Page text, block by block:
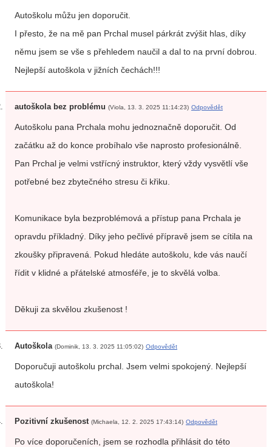
Autoškolu můžu jen doporučit.
I přesto, že na mě pan Prchal musel párkrát zvýšit hlas, díky
němu jsem se vše s přehledem naučil a dal to na první dobrou.
Nejlepší autoškola v jižních čechách!!!
autoškola bez problému (Viola, 13. 3. 2025 11:14:23) Odpovědět
Autoškolu pana Prchala mohu jednoznačně doporučit. Od
začátku až do konce probíhalo vše naprosto profesionálně.
Pan Prchal je velmi vstřícný instruktor, který vždy vysvětlí vše
potřebné bez zbytečného stresu či křiku.
Komunikace byla bezproblémová a přístup pana Prchala je
opravdu příkladný. Díky jeho pečlivé přípravě jsem se cítila na
zkoušky připravená. Pokud hledáte autoškolu, kde vás naučí
řídit v klidné a přátelské atmosféře, je to skvělá volba.
Děkuji za skvělou zkušenost !
Autoškola (Dominik, 13. 3. 2025 11:05:02) Odpovědět
Doporučuji autoškolu prchal. Jsem velmi spokojený. Nejlepší
autoškola!
Pozitivní zkušenost (Michaela, 12. 2. 2025 17:43:14) Odpovědět
Po více doporučeních, jsem se rozhodla přihlásit do této